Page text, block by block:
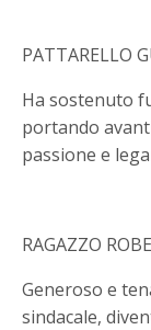
PATTARELLO
Ha sostenuto
portando
passione e
RAGAZZO
Generoso e
sindacale,